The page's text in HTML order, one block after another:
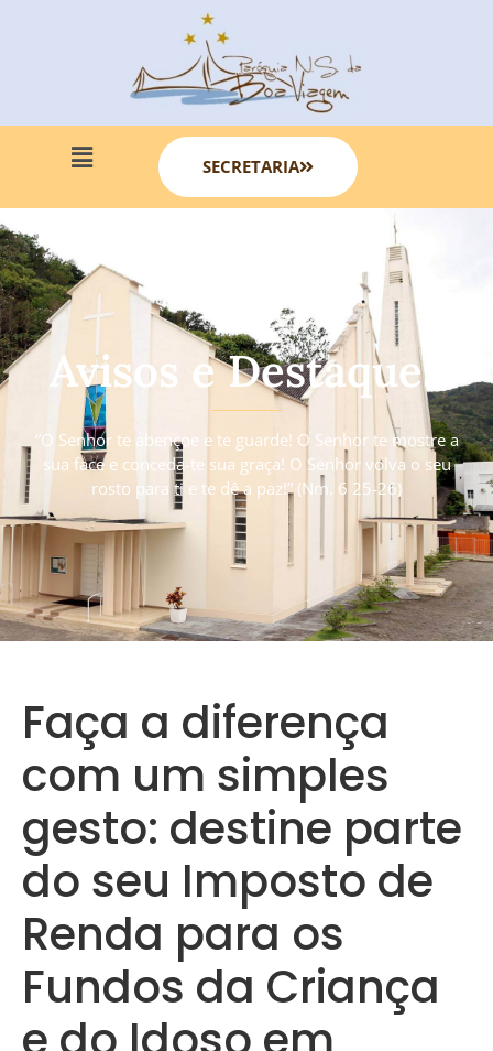
SECRETARIA
Avisos e Destaques
“O Senhor te abençoe e te guarde! O Senhor te mostre a
sua face e conceda-te sua graça! O Senhor volva o seu
rosto para ti e te dê a paz!” (Nm. 6 25-26)
Faça a diferença
com um simples
gesto: destine parte
do seu Imposto de
Renda para os
Fundos da Criança